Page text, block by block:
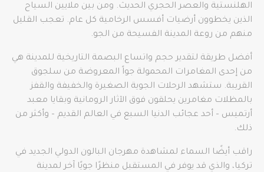
الهلنستية والعصر الحجري الحديث. ومن بين ملايين السياح
الذين يخطوون أرضيات أفسس الرخامية كل عام. تعجب القليل
منهم من روعة المدينة الفسيحة من الجو.
أفضل طريقة لتقدير حجم واتساع البصمة التاريخية للمدينة هي
من إحدى المغامرات المحمولة جواً المعروضة من سلجوق
القريبة. ستشهد الرحلات الجوية الصغيرة والخفيفة والقفز
بالمظلات مغامرين يحلقون فوق الآثار الرومانية وبقايا معبد
أرتميس – أحد عجائب الدنيا السبع في العالم القديم – وأكثر من
ذلك.
راقب أيضًا السماء لمشاهدة مهرجان البالون الدولي الجديد في
تركيا، والذي قد يوفر في المستقبل منظرًا جويًا آخر لمدينة